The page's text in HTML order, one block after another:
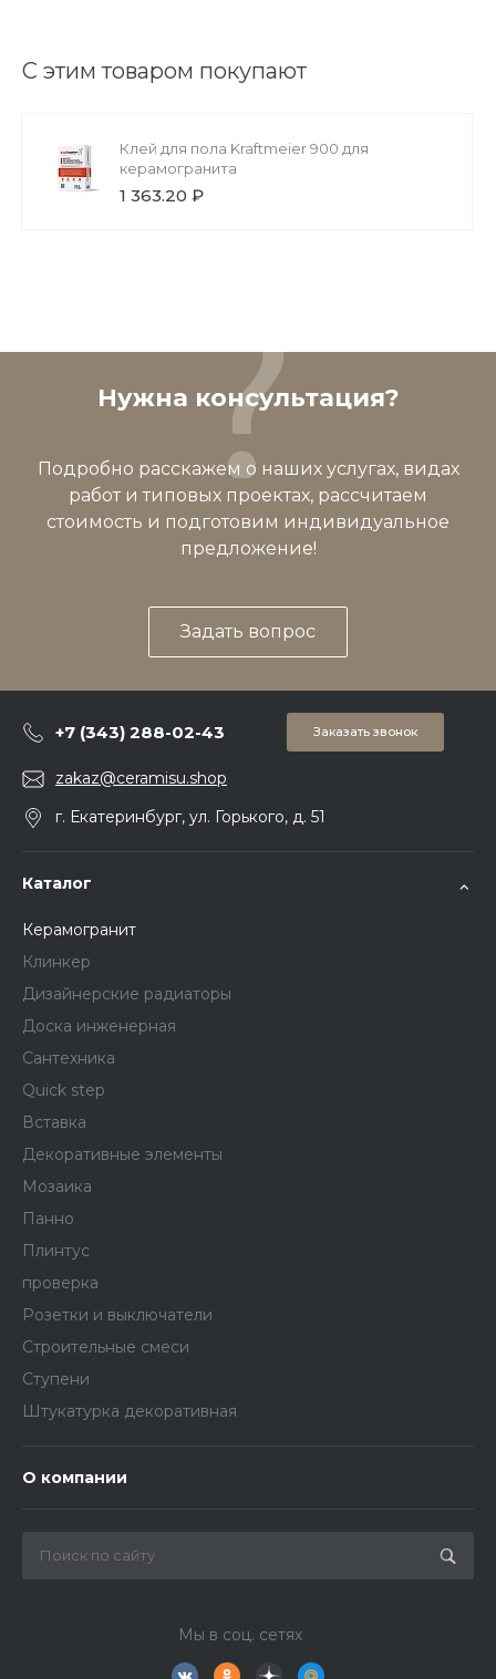
С этим товаром покупают
Клей для пола Kraftmeier 900 для
керамогранита
1 363.20 ₽
Нужна консультация?
Подробно расскажем о наших услугах, видах
работ и типовых проектах, рассчитаем
стоимость и подготовим индивидуальное
предложение!
Задать вопрос
+7 (343) 288-02-43 Заказать звонок
zakaz@ceramisu.shop
г. Екатеринбург, ул. Горького, д. 51
Каталог
Керамогранит
Клинкер
Дизайнерские радиаторы
Доска инженерная
Сантехника
Quick step
Вставка
Декоративные элементы
Мозаика
Панно
Плинтус
проверка
Розетки и выключатели
Строительные смеси
Ступени
Штукатурка декоративная
О компании
Мы в соц. сетях